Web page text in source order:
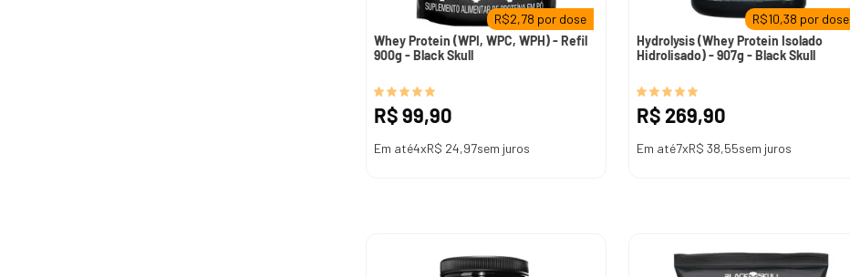
R$2,78 por dose
Whey Protein (WPI, WPC, WPH) - Refil
900g - Black Skull
R$ 99,90
Em até4xR$ 24,97sem juros
R$10,38 por dose
Hydrolysis (Whey Protein Isolado
Hidrolisado) - 907g - Black Skull
R$ 269,90
Em até7xR$ 38,55sem juros